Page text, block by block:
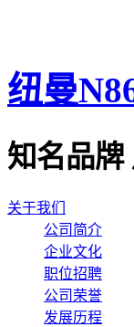
纽曼
知名品牌
关于我们
公司简介
企业文化
职位招聘
公司荣誉
发展历程